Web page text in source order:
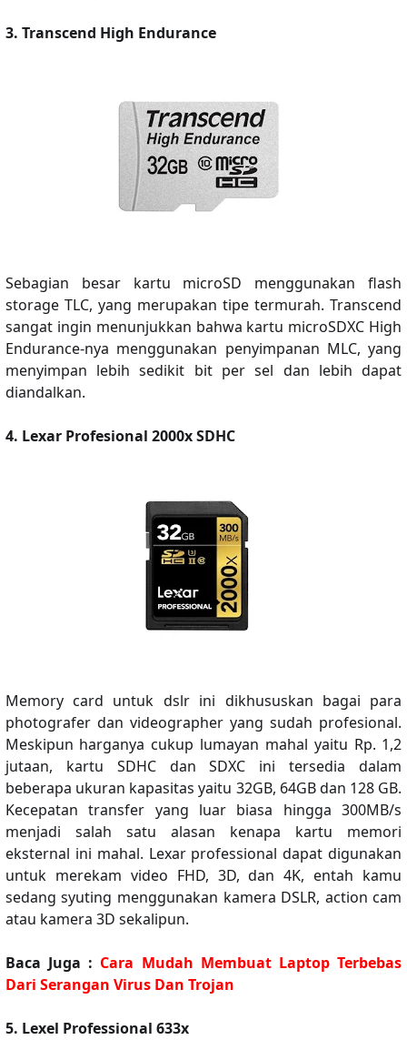
3. Transcend High Endurance
Sebagian besar kartu microSD menggunakan flash
storage TLC, yang merupakan tipe termurah. Transcend
sangat ingin menunjukkan bahwa kartu microSDXC High
Endurance-nya menggunakan penyimpanan MLC, yang
menyimpan lebih sedikit bit per sel dan lebih dapat
diandalkan.
4. Lexar Profesional 2000x SDHC
Memory card untuk dslr ini dikhususkan bagai para
photografer dan videographer yang sudah profesional.
Meskipun harganya cukup lumayan mahal yaitu Rp. 1,2
jutaan, kartu SDHC dan SDXC ini tersedia dalam
beberapa ukuran kapasitas yaitu 32GB, 64GB dan 128 GB.
Kecepatan transfer yang luar biasa hingga 300MB/s
menjadi salah satu alasan kenapa kartu memori
eksternal ini mahal. Lexar professional dapat digunakan
untuk merekam video FHD, 3D, dan 4K, entah kamu
sedang syuting menggunakan kamera DSLR, action cam
atau kamera 3D sekalipun.
Baca Juga : Cara Mudah Membuat Laptop Terbebas
Dari Serangan Virus Dan Trojan
5. Lexel Professional 633x